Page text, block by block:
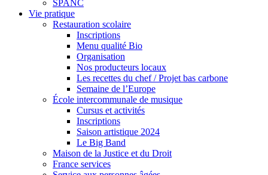
SPANC
Vie pratique
Restauration scolaire
Inscriptions
Menu qualité Bio
Organisation
Nos producteurs locaux
Les recettes du chef / Projet bas carbone
Semaine de l’Europe
École intercommunale de musique
Cursus et activités
Inscriptions
Saison artistique 2024
Le Big Band
Maison de la Justice et du Droit
France services